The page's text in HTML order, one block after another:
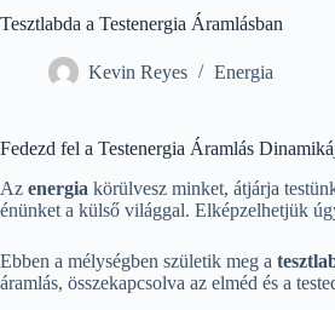
Tesztlabda a Testenergia Áramlásban
Kevin Reyes Energia
Fedezd fel a Testenergia Áramlás
Az energia körülvesz minket, átjárja
énünket a külső világgal. Elképzelhetjük
Ebben a mélységben születik meg a
áramlás, összekapcsolva az elméd és a